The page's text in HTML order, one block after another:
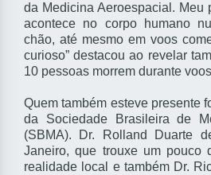
da Medicina Aeroespacial. Meu
acontece no corpo humano
chão, até mesmo em voos
curioso” destacou ao revelar
10 pessoas morrem durante
Quem também esteve presente
da Sociedade Brasileira de
(SBMA). Dr. Rolland Duarte
Janeiro, que trouxe um pouco
realidade local e também Dr.